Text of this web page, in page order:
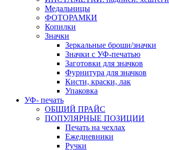
Медальницы
ФОТОРАМКИ
Копилки
Значки
Зеркальные броши/значки
Значки с УФ-печатью
Заготовки для значков
Фурнитура для значков
Кисти, краски, лак
Упаковка
УФ- печать
ОБЩИЙ ПРАЙС
ПОПУЛЯРНЫЕ ПОЗИЦИИ
Печать на чехлах
Ежедневники
Ручки